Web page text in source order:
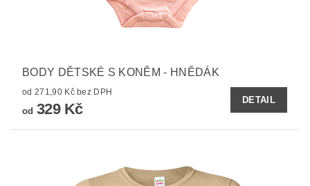
BODY DĚTSKÉ S KONĚM - HNĚDÁK
od 271,90 Kč bez DPH
od 329 Kč
DETAIL